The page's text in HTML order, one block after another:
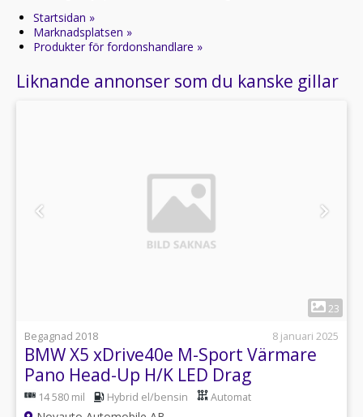
Startsidan »
Marknadsplatsen »
Produkter för fordonshandlare »
Liknande annonser som du kanske gillar
23
Begagnad 2018
8 januari 2025
BMW X5 xDrive40e M-Sport Värmare
Pano Head-Up H/K LED Drag
14 580 mil Hybrid el/bensin Automat